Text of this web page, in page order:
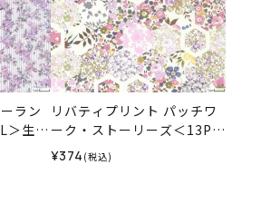
ラン
＞生地
リジ
リバティプリント パッチワ
ーク・ストーリーズ＜13P＞
生地 （ホビーラホビーレオ
リジナル）2026SS
¥374 (税込)